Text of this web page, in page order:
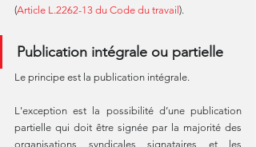
(Article L.2262-13 du Code du travail).
Publication intégrale ou partielle
Le principe est la publication intégrale.
L'exception est la possibilité d’une publication
partielle qui doit être signée par la majorité des
organisations syndicales signataires et les